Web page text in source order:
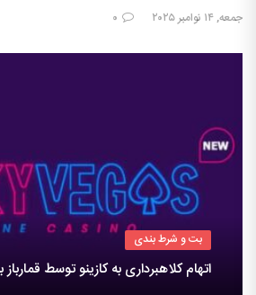
جمعه, ۱۴ نوامبر ۲۰۲۵ ۰
بت و شرط بندی
اتهام کلاهبرداری به کازینو توسط